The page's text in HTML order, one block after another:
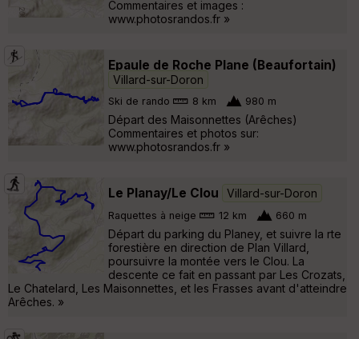
Commentaires et images :
www.photosrandos.fr »
Epaule de Roche Plane (Beaufortain)
Villard-sur-Doron
Ski de rando 8 km 980 m
Départ des Maisonnettes (Arêches)
Commentaires et photos sur:
www.photosrandos.fr »
Le Planay/Le Clou Villard-sur-Doron
Raquettes à neige 12 km 660 m
Départ du parking du Planey, et suivre la rte
forestière en direction de Plan Villard,
poursuivre la montée vers le Clou. La
descente ce fait en passant par Les Crozats,
Le Chatelard, Les Maisonnettes, et les Frasses avant d'atteindre
Arêches. »